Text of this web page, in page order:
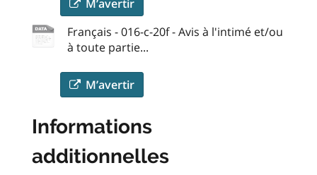
M’avertir
Français - 016-c-20f - Avis à l'intimé et/ou
à toute partie...
M’avertir
Informations
additionnelles